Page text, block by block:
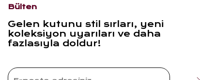
Temel İşlev
Dekoratif destek ve
küçük eşya
Yemek yeme,
kullanım
Bülten
Gelen kutunu stil sırları, yeni
koleksiyon uyarıları ve daha
fazlasıyla doldur!